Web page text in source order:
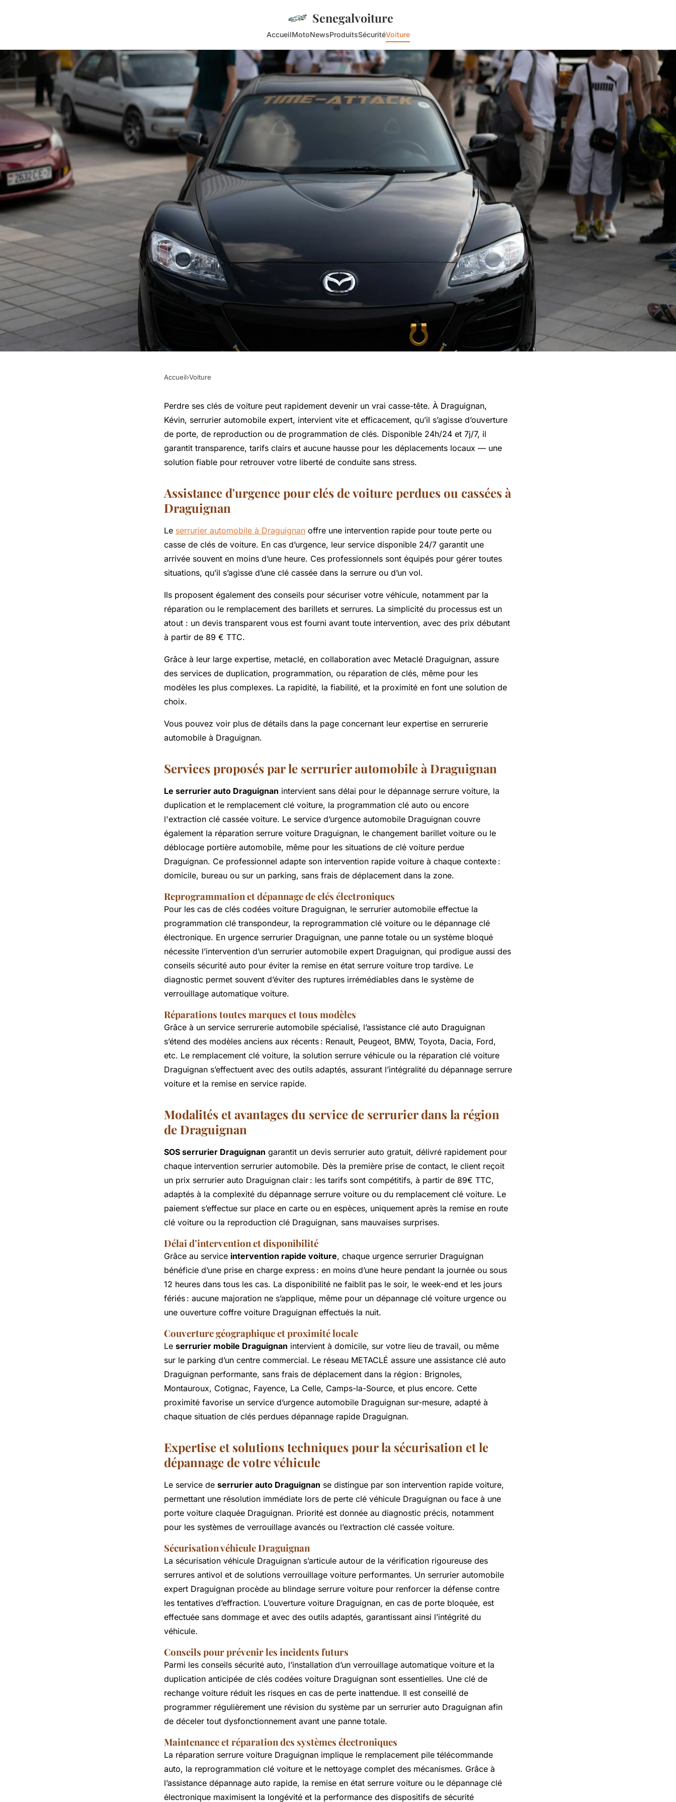
Senegalvoiture
AccueilMotoNewsProduitsSécuritéVoiture
Serrurier automobile à draguignan :
clés perdues, solutions rapides
Accueil›Voiture
Perdre ses clés de voiture peut rapidement devenir un vrai casse-tête. À Draguignan,
Kévin, serrurier automobile expert, intervient vite et efficacement, qu’il s’agisse d’ouverture
de porte, de reproduction ou de programmation de clés. Disponible 24h/24 et 7j/7, il
garantit transparence, tarifs clairs et aucune hausse pour les déplacements locaux — une
solution fiable pour retrouver votre liberté de conduite sans stress.
Assistance d'urgence pour clés de voiture perdues ou cassées à
Draguignan
Le serrurier automobile à Draguignan offre une intervention rapide pour toute perte ou
casse de clés de voiture. En cas d’urgence, leur service disponible 24/7 garantit une
arrivée souvent en moins d’une heure. Ces professionnels sont équipés pour gérer toutes
situations, qu’il s’agisse d’une clé cassée dans la serrure ou d’un vol.
Ils proposent également des conseils pour sécuriser votre véhicule, notamment par la
réparation ou le remplacement des barillets et serrures. La simplicité du processus est un
atout : un devis transparent vous est fourni avant toute intervention, avec des prix débutant
à partir de 89 € TTC.
Grâce à leur large expertise, metaclé, en collaboration avec Metaclé Draguignan, assure
des services de duplication, programmation, ou réparation de clés, même pour les
modèles les plus complexes. La rapidité, la fiabilité, et la proximité en font une solution de
choix.
Vous pouvez voir plus de détails dans la page concernant leur expertise en serrurerie
automobile à Draguignan.
Services proposés par le serrurier automobile à Draguignan
Le serrurier auto Draguignan intervient sans délai pour le dépannage serrure voiture, la
duplication et le remplacement clé voiture, la programmation clé auto ou encore
l'extraction clé cassée voiture. Le service d’urgence automobile Draguignan couvre
également la réparation serrure voiture Draguignan, le changement barillet voiture ou le
déblocage portière automobile, même pour les situations de clé voiture perdue
Draguignan. Ce professionnel adapte son intervention rapide voiture à chaque contexte :
domicile, bureau ou sur un parking, sans frais de déplacement dans la zone.
Reprogrammation et dépannage de clés électroniques
Pour les cas de clés codées voiture Draguignan, le serrurier automobile effectue la
programmation clé transpondeur, la reprogrammation clé voiture ou le dépannage clé
électronique. En urgence serrurier Draguignan, une panne totale ou un système bloqué
nécessite l’intervention d’un serrurier automobile expert Draguignan, qui prodigue aussi des
conseils sécurité auto pour éviter la remise en état serrure voiture trop tardive. Le
diagnostic permet souvent d’éviter des ruptures irrémédiables dans le système de
verrouillage automatique voiture.
Réparations toutes marques et tous modèles
Grâce à un service serrurerie automobile spécialisé, l’assistance clé auto Draguignan
s’étend des modèles anciens aux récents : Renault, Peugeot, BMW, Toyota, Dacia, Ford,
etc. Le remplacement clé voiture, la solution serrure véhicule ou la réparation clé voiture
Draguignan s’effectuent avec des outils adaptés, assurant l’intégralité du dépannage serrure
voiture et la remise en service rapide.
Modalités et avantages du service de serrurier dans la région
de Draguignan
SOS serrurier Draguignan garantit un devis serrurier auto gratuit, délivré rapidement pour
chaque intervention serrurier automobile. Dès la première prise de contact, le client reçoit
un prix serrurier auto Draguignan clair : les tarifs sont compétitifs, à partir de 89€ TTC,
adaptés à la complexité du dépannage serrure voiture ou du remplacement clé voiture. Le
paiement s’effectue sur place en carte ou en espèces, uniquement après la remise en route
clé voiture ou la reproduction clé Draguignan, sans mauvaises surprises.
Délai d’intervention et disponibilité
Grâce au service intervention rapide voiture, chaque urgence serrurier Draguignan
bénéficie d’une prise en charge express : en moins d’une heure pendant la journée ou sous
12 heures dans tous les cas. La disponibilité ne faiblit pas le soir, le week-end et les jours
fériés : aucune majoration ne s’applique, même pour un dépannage clé voiture urgence ou
une ouverture coffre voiture Draguignan effectués la nuit.
Couverture géographique et proximité locale
Le serrurier mobile Draguignan intervient à domicile, sur votre lieu de travail, ou même
sur le parking d’un centre commercial. Le réseau METACLÉ assure une assistance clé auto
Draguignan performante, sans frais de déplacement dans la région : Brignoles,
Montauroux, Cotignac, Fayence, La Celle, Camps-la-Source, et plus encore. Cette
proximité favorise un service d’urgence automobile Draguignan sur-mesure, adapté à
chaque situation de clés perdues dépannage rapide Draguignan.
Expertise et solutions techniques pour la sécurisation et le
dépannage de votre véhicule
Le service de serrurier auto Draguignan se distingue par son intervention rapide voiture,
permettant une résolution immédiate lors de perte clé véhicule Draguignan ou face à une
porte voiture claquée Draguignan. Priorité est donnée au diagnostic précis, notamment
pour les systèmes de verrouillage avancés ou l’extraction clé cassée voiture.
Sécurisation véhicule Draguignan
La sécurisation véhicule Draguignan s’articule autour de la vérification rigoureuse des
serrures antivol et de solutions verrouillage voiture performantes. Un serrurier automobile
expert Draguignan procède au blindage serrure voiture pour renforcer la défense contre
les tentatives d’effraction. L’ouverture voiture Draguignan, en cas de porte bloquée, est
effectuée sans dommage et avec des outils adaptés, garantissant ainsi l’intégrité du
véhicule.
Conseils pour prévenir les incidents futurs
Parmi les conseils sécurité auto, l’installation d’un verrouillage automatique voiture et la
duplication anticipée de clés codées voiture Draguignan sont essentielles. Une clé de
rechange voiture réduit les risques en cas de perte inattendue. Il est conseillé de
programmer régulièrement une révision du système par un serrurier auto Draguignan afin
de déceler tout dysfonctionnement avant une panne totale.
Maintenance et réparation des systèmes électroniques
La réparation serrure voiture Draguignan implique le remplacement pile télécommande
auto, la reprogrammation clé voiture et le nettoyage complet des mécanismes. Grâce à
l’assistance dépannage auto rapide, la remise en état serrure voiture ou le dépannage clé
électronique maximisent la longévité et la performance des dispositifs de sécurité